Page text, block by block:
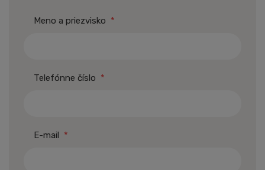
Meno a priezvisko *
Telefónne číslo *
E-mail *